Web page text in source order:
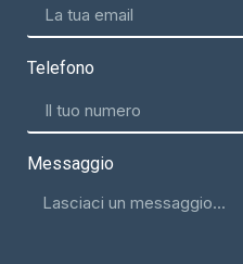
Telefono
Messaggio